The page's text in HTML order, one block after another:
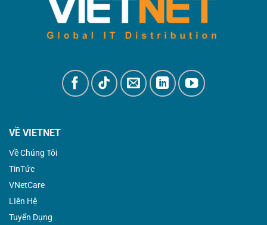
VỀ VIETNET
Về Chúng Tôi
TinTức
VNetCare
LIên Hệ
Tuyển Dụng